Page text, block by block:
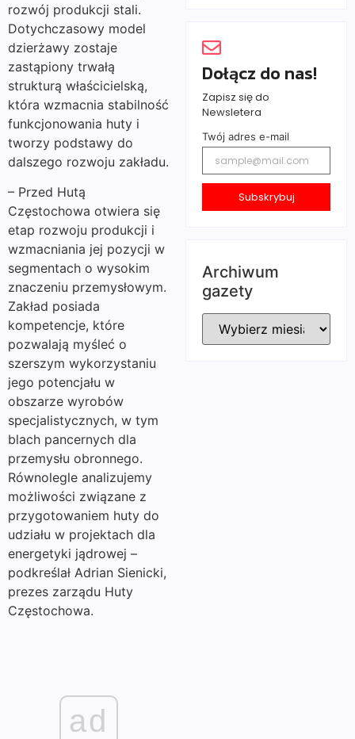
rozwój produkcji stali.
Dotychczasowy model
dzierżawy zostaje
zastąpiony trwałą
strukturą właścicielską,
która wzmacnia stabilność
funkcjonowania huty i
tworzy podstawy do
dalszego rozwoju zakładu.
– Przed Hutą
Częstochowa otwiera się
etap rozwoju produkcji i
wzmacniania jej pozycji w
segmentach o wysokim
znaczeniu przemysłowym.
Zakład posiada
kompetencje, które
pozwalają myśleć o
szerszym wykorzystaniu
jego potencjału w
obszarze wyrobów
specjalistycznych, w tym
blach pancernych dla
przemysłu obronnego.
Równolegle analizujemy
możliwości związane z
przygotowaniem huty do
udziału w projektach dla
energetyki jądrowej –
podkreślał Adrian Sienicki,
prezes zarządu Huty
Częstochowa.
ad
Dołącz do nas!
Zapisz się do
Newsletera
Twój adres e-mail
Subskrybuj
Archiwum
gazety